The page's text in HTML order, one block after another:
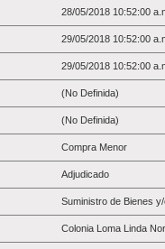
28/05/2018 10:52:00
29/05/2018 10:52:00
29/05/2018 10:52:00
(No Definida)
(No Definida)
Compra Menor
Adjudicado
Suministro de Bienes
Colonia Loma Linda